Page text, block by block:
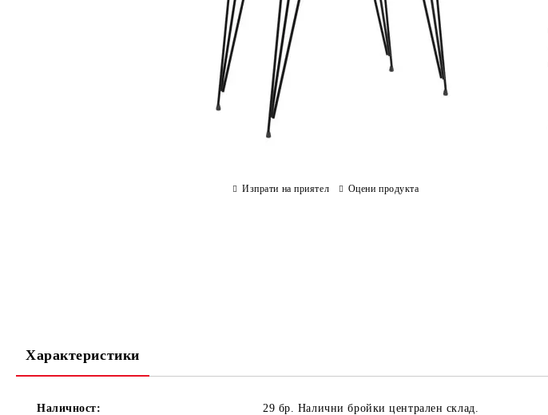
Изпрати на приятел Оцени продукта
Характеристики
Наличност:
29 бр. Налични бройки централен склад.